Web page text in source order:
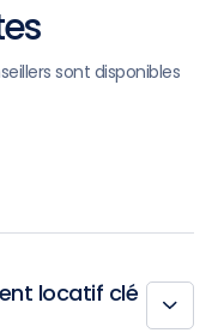
sont disponibles
locatif clé